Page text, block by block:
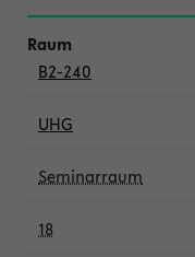
B2-240
UHG
Seminarraum
18